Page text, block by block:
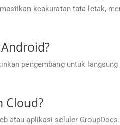
keakuratan tata letak,
pengembang untuk
Cloud?
atau aplikasi seluler GroupDocs.